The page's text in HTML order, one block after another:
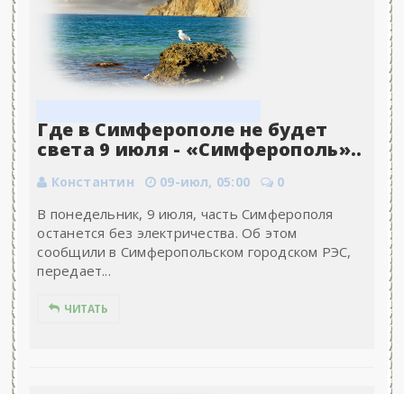
Где в Симферополе не будет
света 9 июля - «Симферополь»..
Константин 09-июл, 05:00 0
В понедельник, 9 июля, часть Симферополя
останется без электричества. Об этом
сообщили в Симферопольском городском РЭС,
передает...
ЧИТАТЬ